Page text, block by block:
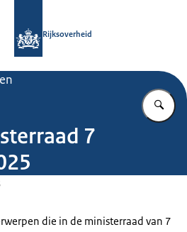
Rijksoverheid
7
die in de ministerraad van 7